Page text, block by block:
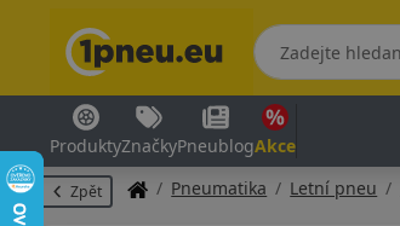
ProduktyZnačkyPneublogAkce
Zpět Pneumatika Letní pneu